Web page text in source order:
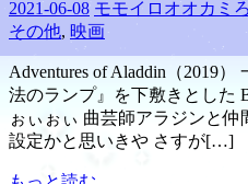
2021-06-08 モモイロオオカミ
その他, 映画
Adventures of Aladdin（2019
法のランプ』を下敷きとした
ぉぃぉぃ 曲芸師アラジンと仲
設定かと思いきや さすが[…]